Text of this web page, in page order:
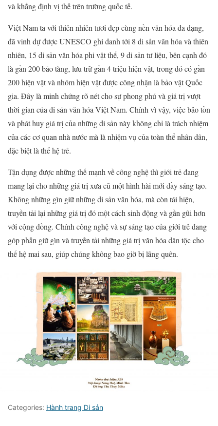
và khẳng định vị thế trên trường quốc tế.
Việt Nam ta với thiên nhiên tươi đẹp cùng nền văn hóa đa dạng,
đã vinh dự được UNESCO ghi danh tới 8 di sản văn hóa và thiên
nhiên, 15 di sản văn hóa phi vật thể, 9 di sản tư liệu, bên cạnh đó
là gần 200 bảo tàng, lưu trữ gần 4 triệu hiện vật, trong đó có gần
200 hiện vật và nhóm hiện vật được công nhận là bảo vật Quốc
gia. Đây là minh chứng rõ nét cho sự phong phú và giá trị vượt
thời gian của di sản văn hóa Việt Nam. Chính vì vậy, việc bảo tồn
và phát huy giá trị của những di sản này không chỉ là trách nhiệm
của các cơ quan nhà nước mà là nhiệm vụ của toàn thể nhân dân,
đặc biệt là thế hệ trẻ.
Tận dụng được những thế mạnh về công nghệ thì giới trẻ đang
mang lại cho những giá trị xưa cũ một hình hài mới đầy sáng tạo.
Không những gìn giữ những di sản văn hóa, mà còn tái hiện,
truyền tải lại những giá trị đó một cách sinh động và gần gũi hơn
với cộng đồng. Chính công nghệ và sự sáng tạo của giới trẻ đang
góp phần giữ gìn và truyền tải những giá trị văn hóa dân tộc cho
thế hệ mai sau, giúp chúng không bao giờ bị lãng quên.
Categories: Hành trang Di sản